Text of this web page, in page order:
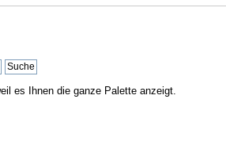
es Ihnen die ganze Palette anzeigt.